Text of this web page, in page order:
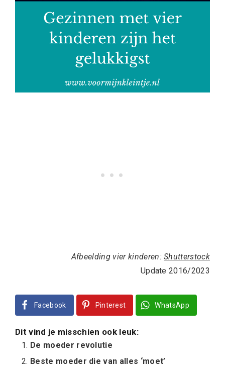
Afbeelding vier kinderen:Shutterstock
Update 2016/2023
Facebook Pinterest WhatsApp
Dit vind je misschien ook leuk:
De moeder revolutie
Beste moeder die van alles ‘moet’